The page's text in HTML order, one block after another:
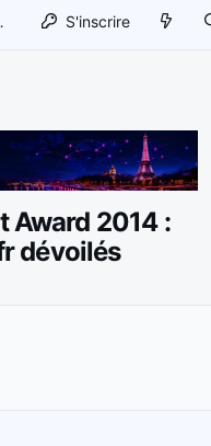
S'inscrire
Award 2014 :
dévoilés